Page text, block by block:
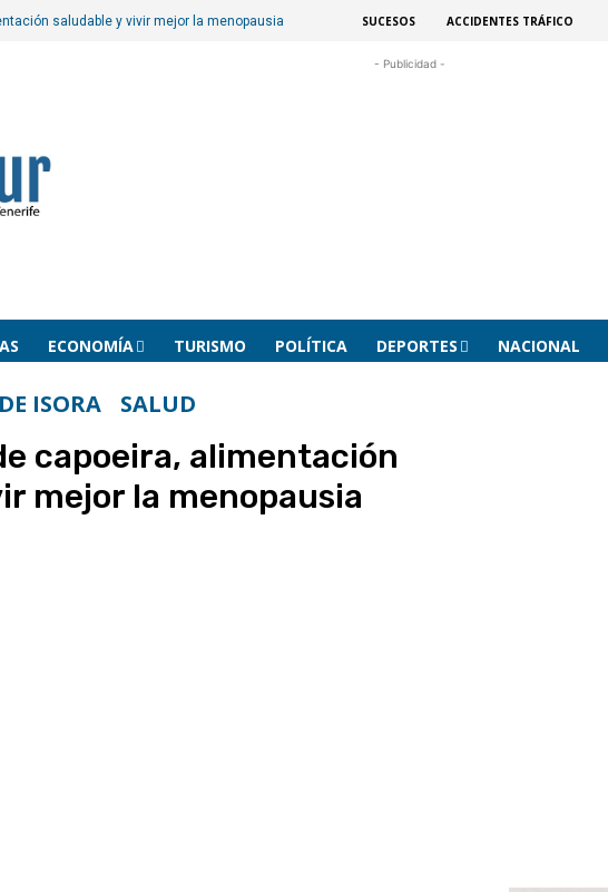
saludable y vivir mejor la menopausia SUCESOS ACCIDENTES TRÁFICO
- Publicidad -
ECONOMÍA TURISMO POLÍTICA DEPORTES NACIONAL
ISORA SALUD
capoeira, alimentación
mejor la menopausia